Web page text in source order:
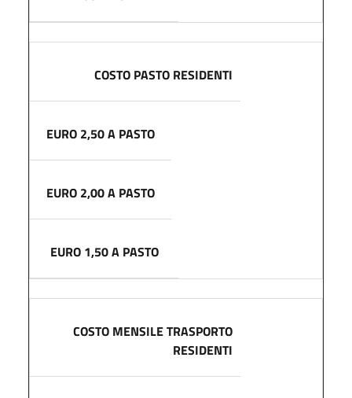
COSTO PASTO RESIDENTI
EURO 2,50 A PASTO
EURO 2,00 A PASTO
EURO 1,50 A PASTO
COSTO MENSILE TRASPORTO
RESIDENTI